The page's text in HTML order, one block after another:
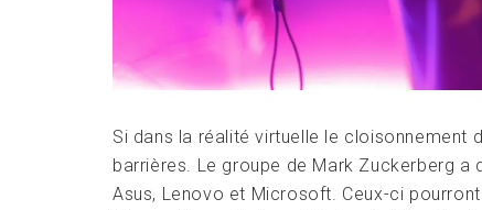
Si dans la réalité virtuelle le cloisonnement
barrières. Le groupe de Mark Zuckerberg
Asus, Lenovo et Microsoft. Ceux-ci